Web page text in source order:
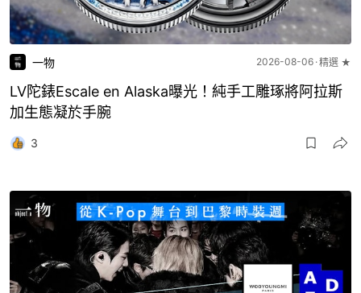
一物 2026-08-06 精選 ★
LV陀錶Escale en Alaska曝光！純手工雕琢將阿拉斯
加生態凝於手腕
3